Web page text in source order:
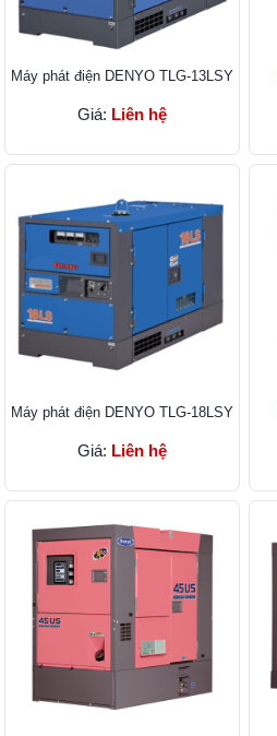
Máy phát điện DENYO TLG-13LSY
Giá: Liên hệ
Máy phát điện DENYO TLG-18LSY
Giá: Liên hệ